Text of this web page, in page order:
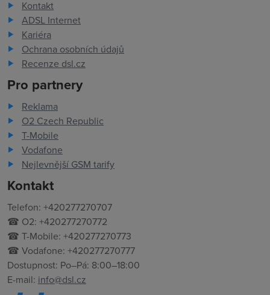
Kontakt
ADSL Internet
Kariéra
Ochrana osobních údajů
Recenze dsl.cz
Pro partnery
Reklama
O2 Czech Republic
T-Mobile
Vodafone
Nejlevnější GSM tarify
Kontakt
Telefon: +420277270707
☎ O2: +420277270772
☎ T-Mobile: +420277270773
☎ Vodafone: +420277270777
Dostupnost: Po–Pá: 8:00–18:00
E-mail: info@dsl.cz